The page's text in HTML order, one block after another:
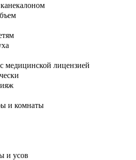
медицинской лицензией
и комнаты
и усов